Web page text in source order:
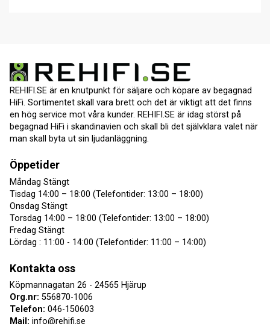
REHIFI.SE är en knutpunkt för säljare och köpare av begagnad
HiFi. Sortimentet skall vara brett och det är viktigt att det finns
en hög service mot våra kunder. REHIFI.SE är idag störst på
begagnad HiFi i skandinavien och skall bli det självklara valet när
man skall byta ut sin ljudanläggning.
Öppetider
Måndag Stängt
Tisdag 14:00 – 18:00 (Telefontider: 13:00 – 18:00)
Onsdag Stängt
Torsdag 14:00 – 18:00 (Telefontider: 13:00 – 18:00)
Fredag Stängt
Lördag : 11:00 - 14:00 (Telefontider: 11:00 – 14:00)
Kontakta oss
Köpmannagatan 26 - 24565 Hjärup
Org.nr: 556870-1006
Telefon: 046-150603
Mail: info@rehifi.se